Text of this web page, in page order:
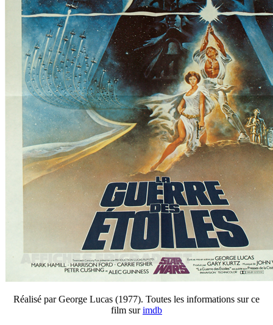
Réalisé par George Lucas (1977). Toutes les informations sur ce
film surimdb